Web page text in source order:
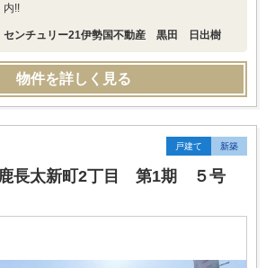
内!!
センチュリー21伊勢国不動産 黒田 日出樹
物件を詳しく見る
戸建て 新築
鹿長太新町2丁目 第1期 ５号